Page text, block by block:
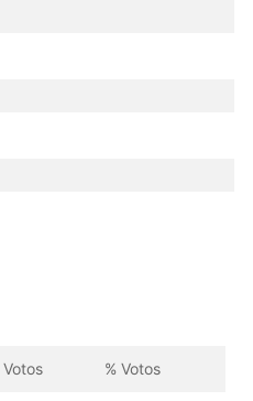
Votos % Votos